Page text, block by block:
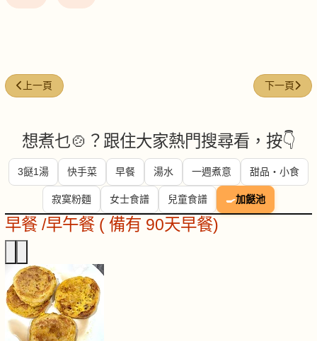
上一篇文章: 紅衫魚（紅魚） (red snapper)
上一頁 下一篇文
下一頁
想煮乜🍲？跟住大家熱門搜尋看，按👇
3餸1湯 快手菜 早餐 湯水 一週煮意 甜品・小食
寂寞粉麵 女士食譜 兒童食譜 🍳加餸池
早餐 /早午餐 ( 備有 90天早餐)